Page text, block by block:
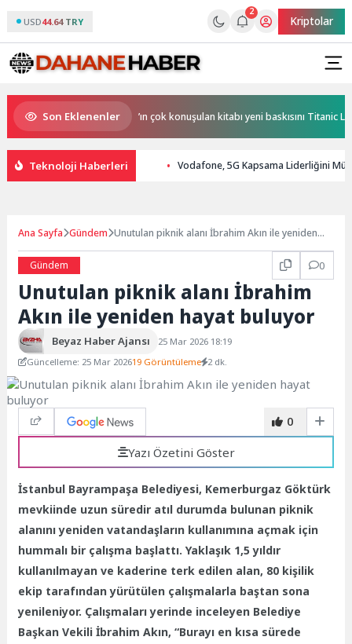
USD44.64 TRY
2
Kriptolar
Son Eklenenler
buluşma! Özgür Aras’ın çok konuşulan kitabı yeni baskısını Titanic
Teknoloji Haberleri Vodafone, 5G Kapsama Liderliğini
Ana Sayfa Gündem Unutulan piknik alanı İbrahim Akın ile yeniden
Gündem
0
Unutulan piknik alanı İbrahim
Akın ile yeniden hayat buluyor
Beyaz Haber Ajansı
25 Mar 2026 18:19
Güncelleme: 25 Mar 202619 Görüntüleme 2 dk.
0
Yazı Özetini Göster
İstanbul Bayrampaşa Belediyesi, Kemerburgaz Göktürk
mevkiinde uzun süredir atıl durumda bulunan piknik
alanını yeniden vatandaşların kullanımına açmak için
hummalı bir çalışma başlattı. Yaklaşık 1,5 yıldır
kullanılmayan ve kaderine terk edilen alan, 80 kişilik
ekip tarafından yürütülen çalışmalarla baştan sona
yenileniyor. Çalışmaları yerinde inceleyen Belediye
Başkan Vekili İbrahim Akın, “Burayı en kısa sürede